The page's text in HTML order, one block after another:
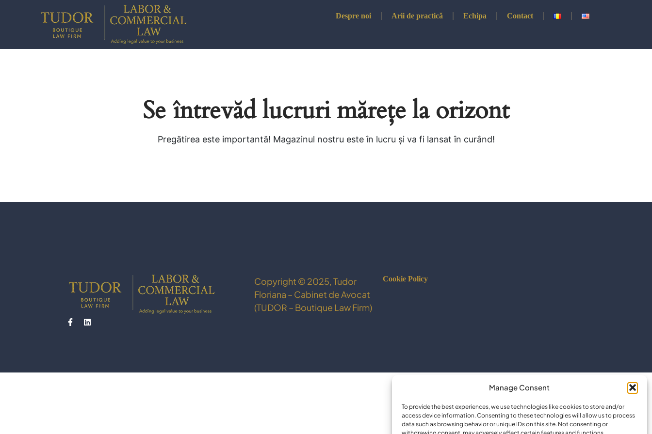
Manage Consent
To provide the best experiences, we use technologies like cookies to store and/or
access device information. Consenting to these technologies will allow us to process
data such as browsing behavior or unique IDs on this site. Not consenting or
Despre noi Arii de practică Echipa Contact
Se întrevăd lucruri mărețe la orizont
Pregătirea este importantă! Magazinul nostru este în lucru și va fi lansat în curând!
Copyright © 2025, Tudor
Floriana – Cabinet de Avocat
(TUDOR – Boutique Law Firm)
Cookie Policy